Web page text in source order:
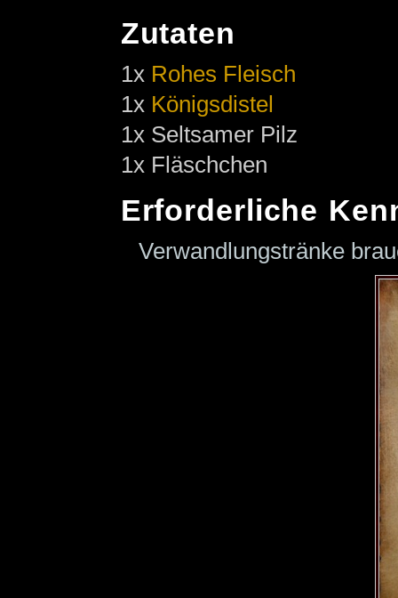
Zutaten
1x Rohes Fleisch
1x Königsdistel
1x Seltsamer Pilz
1x Fläschchen
Erforderliche
Verwandlungstränke